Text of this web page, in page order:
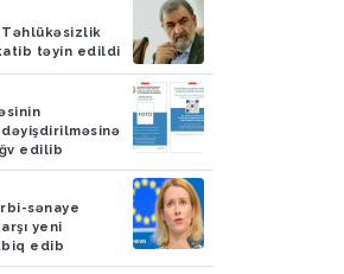
təyin edildi
edilib
sənaye
yeni
edib